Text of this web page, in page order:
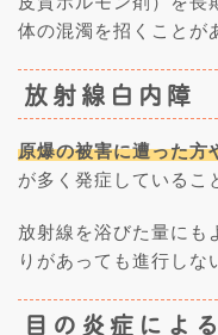
体の混濁を招くことが
放射線白内障
原爆の被害に遭った方
が多く発症しているこ
放射線を浴びた量にも
りがあっても進行しな
目の炎症によ